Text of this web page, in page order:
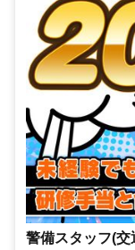
警備スタッフ(交